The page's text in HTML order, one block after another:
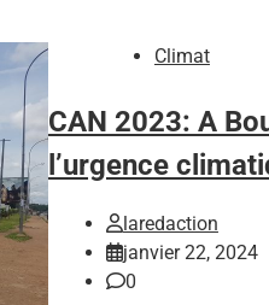
Climat
CAN 2023: A
l’urgence
laredaction
janvier 22, 2024
0